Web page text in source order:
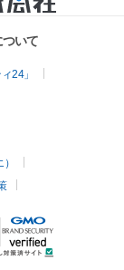
いて
24」